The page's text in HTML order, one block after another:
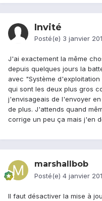
Invité
Posté(e) 3 janvier
J'ai exactement la même
depuis quelques jours la
avec "Système
qui sont les deux plus gros
j'envisageais de l'envoyer
de plus. J'attends quand
corrige un peu ça mais j'en
marshallbob
Posté(e) 4 janvier
Il faut désactiver la mise à